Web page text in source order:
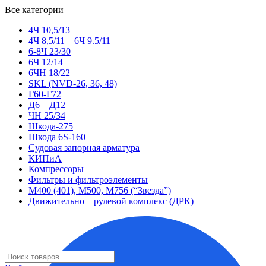
Все категории
4Ч 10,5/13
4Ч 8,5/11 – 6Ч 9.5/11
6-8Ч 23/30
6Ч 12/14
6ЧН 18/22
SKL (NVD-26, 36, 48)
Г60-Г72
Д6 – Д12
ЧН 25/34
Шкода-275
Шкода 6S-160
Судовая запорная арматура
КИПиА
Компрессоры
Фильтры и фильтроэлементы
М400 (401), М500, М756 (“Звезда”)
Движительно – рулевой комплекс (ДРК)